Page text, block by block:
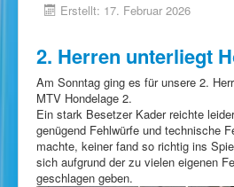
Erstellt: 17. Februar 2026
2. Herren unterliegt
Am Sonntag ging es für unsere 2.
MTV Hondelage 2.
Ein stark Besetzer Kader reichte
genügend Fehlwürfe und technische
machte, keiner fand so richtig ins
sich aufgrund der zu vielen eigenen
geschlagen geben.